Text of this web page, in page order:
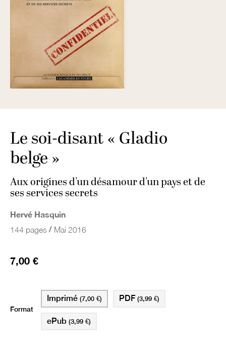
Le soi-disant « Gladio
belge »
Aux origines d'un désamour d'un pays et de
ses services secrets
Hervé Hasquin
144 pages / Mai 2016
7,00 €
Format
Imprimé (7,00 €)
ePub (3,99 €)
PDF (3,99 €)